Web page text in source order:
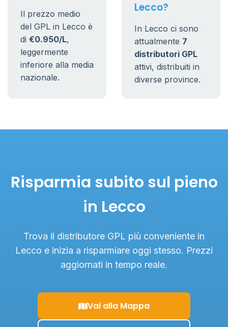
Il prezzo medio
del GPL in Lecco è
di €0.950/L,
leggermente
inferiore alla media
nazionale.
Lecco?
In Lecco ci sono
attualmente 7
distributori GPL
attivi, distribuiti in
diverse province.
Risparmia subito sul pieno
in Lecco
Trova il distributore GPL più conveniente in
Lecco e inizia a risparmiare oggi stesso. Prezzi
aggiornati in tempo reale.
Vai alla Mappa